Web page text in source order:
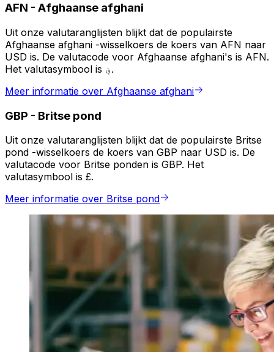
AFN - Afghaanse afghani
Uit onze valutaranglijsten blijkt dat de populairste
Afghaanse afghani -wisselkoers de koers van AFN naar
USD is. De valutacode voor Afghaanse afghani's is AFN.
Het valutasymbool is ؋.
Meer informatie over Afghaanse afghani
GBP - Britse pond
Uit onze valutaranglijsten blijkt dat de populairste Britse
pond -wisselkoers de koers van GBP naar USD is. De
valutacode voor Britse ponden is GBP. Het
valutasymbool is £.
Meer informatie over Britse pond